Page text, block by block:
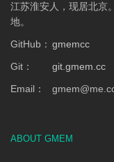
江苏淮安人，现居北京
地。
GitHub： gmemcc
Git：
git.gmem.cc
Email：
gmem@
ABOUT GMEM